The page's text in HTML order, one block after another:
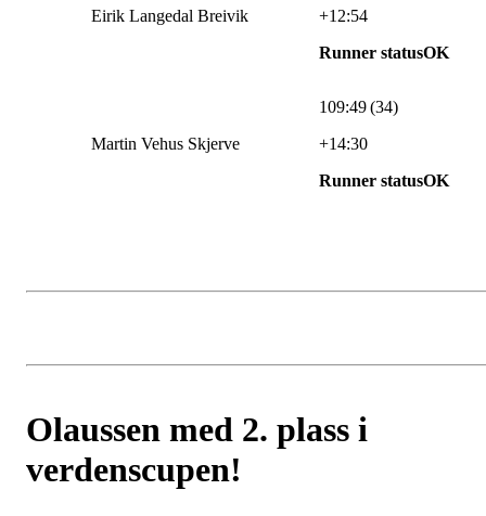
Eirik Langedal Breivik
+12:54
Runner statusOK
Martin Vehus Skjerve
109:49 (34)
+14:30
Runner statusOK
Olaussen med 2. plass i
verdenscupen!